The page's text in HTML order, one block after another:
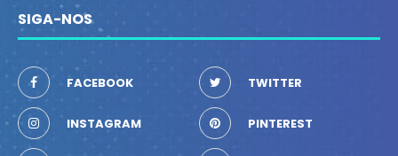
SIGA-NOS
FACEBOOK TWITTER
INSTAGRAM PINTEREST